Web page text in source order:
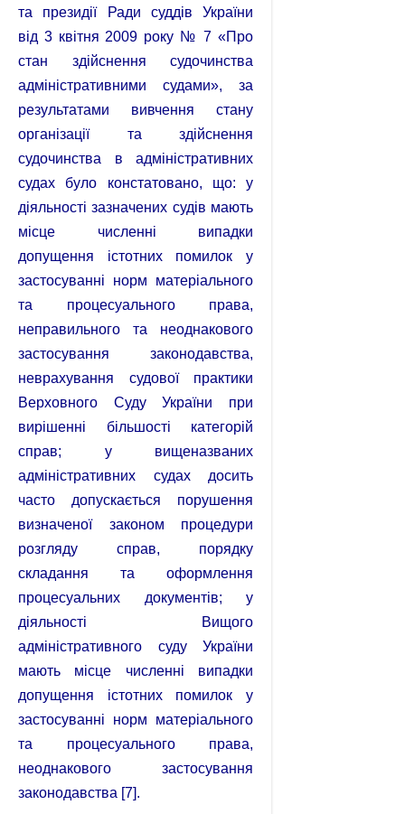
та президії Ради суддів України
від 3 квітня 2009 року № 7 «Про
стан здійснення судочинства
адміністративними судами», за
результатами вивчення стану
організації та здійснення
судочинства в адміністративних
судах було констатовано, що: у
діяльності зазначених судів мають
місце численні випадки
допущення істотних помилок у
застосуванні норм матеріального
та процесуального права,
неправильного та неоднакового
застосування законодавства,
неврахування судової практики
Верховного Суду України при
вирішенні більшості категорій
справ; у вищеназваних
адміністративних судах досить
часто допускається порушення
визначеної законом процедури
розгляду справ, порядку
складання та оформлення
процесуальних документів; у
діяльності Вищого
адміністративного суду України
мають місце численні випадки
допущення істотних помилок у
застосуванні норм матеріального
та процесуального права,
неоднакового застосування
законодавства [7].